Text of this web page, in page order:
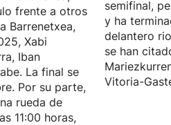
frente a otros
Barrenetxea,
Xabi
Iban
La final se
Por su parte,
rueda de
11:00 horas,
semifinal,
y ha
delantero
se han
Vitoria-